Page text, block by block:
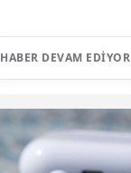
HABER DEVAM EDIYOR